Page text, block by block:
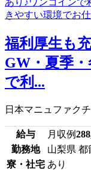
福利厚生も
GW・夏季
で利...
日本マニュファク
給与 月収例
勤務地
山梨県 都
寮・社宅 あり